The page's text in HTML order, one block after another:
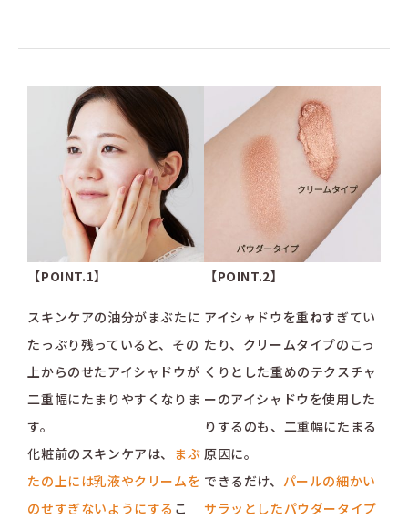
【POINT.1】
スキンケアの油分がまぶたに
たっぷり残っていると、その
上からのせたアイシャドウが
二重幅にたまりやすくなりま
す。
化粧前のスキンケアは、 まぶ
たの上には乳液やクリームを
のせすぎないようにする こ
【POINT.2】
アイシャドウを重ねすぎてい
たり、クリームタイプのこっ
くりとした重めのテクスチャ
ーのアイシャドウを使用した
りするのも、二重幅にたまる
原因に。
できるだけ、 パールの細かい
サラッとしたパウダータイプ